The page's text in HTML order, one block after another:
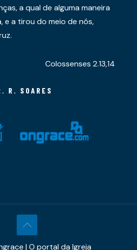
a qual de alguma maneira
e a tirou do meio de nós,
Colossenses 2.13,14
R. SOARES
| O portal da Igreja